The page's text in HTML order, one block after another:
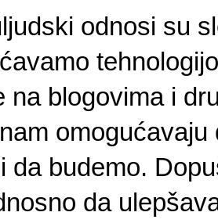
odnosi su
na blogovima i
da budemo.
da